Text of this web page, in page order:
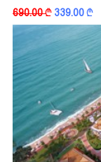
690.00k 339.00k